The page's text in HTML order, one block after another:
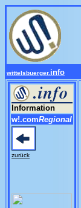
wittelsbuerger. info
Information
w!.comRegional
zurück